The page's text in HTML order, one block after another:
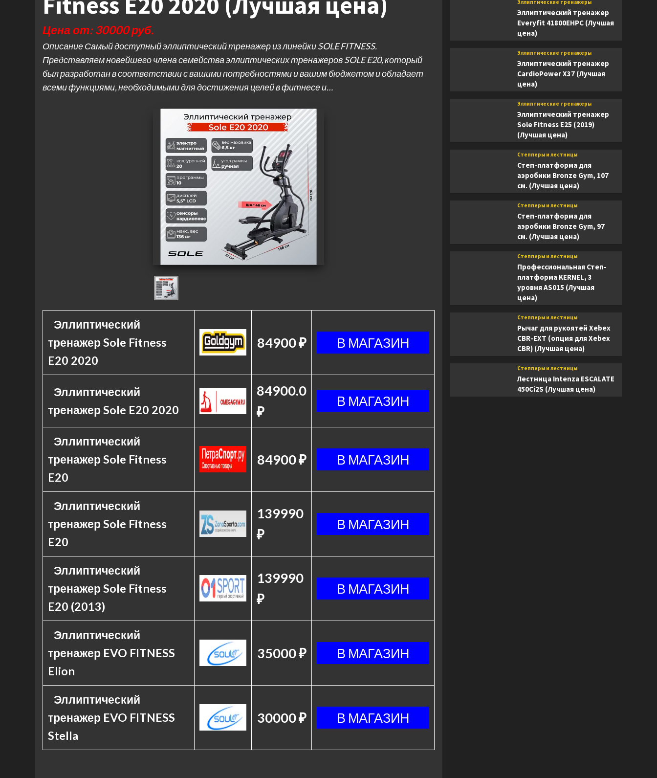
Цена от: 30000 руб.
Описание Самый доступный эллиптический тренажер из линейки SOLE FITNESS.
Представляем новейшего члена семейства эллиптических тренажеров SOLE E20, который
был разработан в соответствии с вашими потребностями и вашим бюджетом и обладает
всеми функциями, необходимыми для достижения целей в фитнесе и…
Эллиптический
тренажер Sole Fitness
E20 2020
84900 ₽
Эллиптический
тренажер Sole E20 2020
84900.0
₽
Эллиптический
тренажер Sole Fitness
E20
84900 ₽
Эллиптический
тренажер Sole Fitness
E20
139990
₽
Эллиптический
тренажер Sole Fitness
E20 (2013)
139990
₽
Эллиптический
тренажер EVO FITNESS
Elion
35000 ₽
Эллиптический
тренажер EVO FITNESS
Stella
30000 ₽
Эллиптические тренажеры
Эллиптический тренажер
Everyfit 41800EHPC (Лучшая
цена)
Эллиптические тренажеры
Эллиптический тренажер
CardioPower X37 (Лучшая
цена)
Эллиптические тренажеры
Эллиптический тренажер
Sole Fitness E25 (2019)
(Лучшая цена)
Степперы и лестницы
Степ-платформа для
аэробики Bronze Gym, 107
см. (Лучшая цена)
Степперы и лестницы
Степ-платформа для
аэробики Bronze Gym, 97
см. (Лучшая цена)
Степперы и лестницы
Профессиональная Степ-
платформа KERNEL, 3
уровня AS015 (Лучшая
цена)
Степперы и лестницы
Рычаг для рукоятей Xebex
CBR-EXT (опция для Xebex
CBR) (Лучшая цена)
Степперы и лестницы
Лестница Intenza ESCALATE
450Ci2S (Лучшая цена)